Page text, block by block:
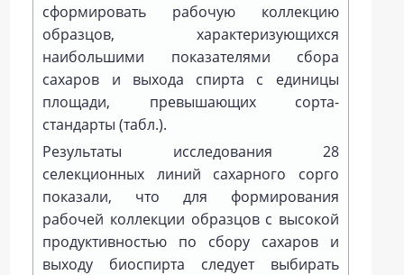
сформировать рабочую коллекцию
образцов, характеризующихся
наибольшими показателями сбора
сахаров и выхода спирта с единицы
площади, превышающих сорта-
стандарты (табл.).
Результаты исследования 28
селекционных линий сахарного сорго
показали, что для формирования
рабочей коллекции образцов с высокой
продуктивностью по сбору сахаров и
выходу биоспирта следует выбирать